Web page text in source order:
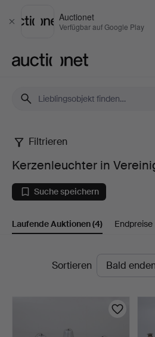
Schließen
Auctionet
Verfügbar auf Google Play
Kerzenleuchter
in
Vereinigtes
Königreich
Filtrieren
Kerzenleuchter in
Suche speichern
Laufende Auktionen(4) Endpreise
LaufendeSortieren